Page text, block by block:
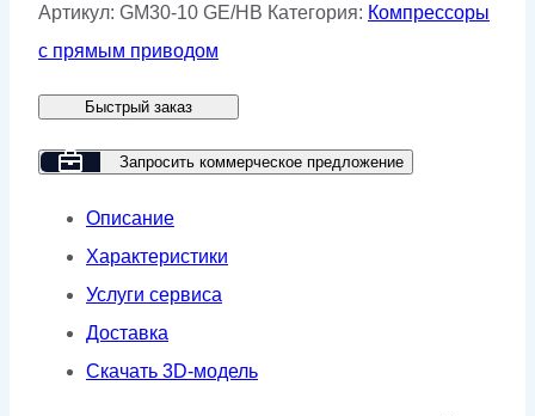
компрессор
GM
30-
GE/HB
Артикул: GM30-10 GE/HB Категория: Компрессоры
с прямым приводом
Быстрый заказ
Запросить коммерческое предложение
Описание
Характеристики
Услуги сервиса
Доставка
Скачать 3D-модель